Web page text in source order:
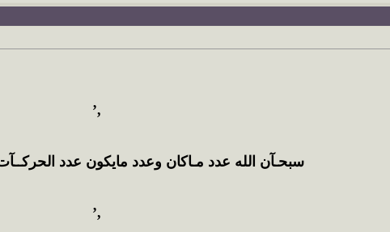
,’
سبحـآن الله عدد مـاكان وعدد مايكون عدد
,’